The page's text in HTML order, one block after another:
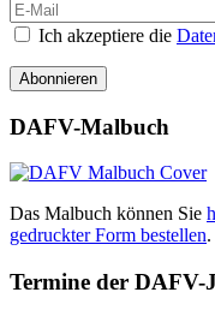
Ich akzeptiere die
Abonnieren
DAFV-Malbuch
Das Malbuch können Sie
gedruckter Form bestellen.
Termine der DAFV-